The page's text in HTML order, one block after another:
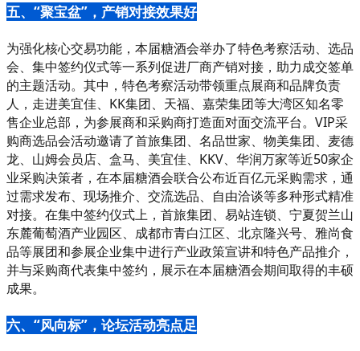
五、“聚宝盆”，产销对接效果好
为强化核心交易功能，本届糖酒会举办了特色考察活动、选品
会、集中签约仪式等一系列促进厂商产销对接，助力成交签单
的主题活动。其中，特色考察活动带领重点展商和品牌负责
人，走进美宜佳、KK集团、天福、嘉荣集团等大湾区知名零
售企业总部，为参展商和采购商打造面对面交流平台。VIP采
购商选品会活动邀请了首旅集团、名品世家、物美集团、麦德
龙、山姆会员店、盒马、美宜佳、KKV、华润万家等近50家企
业采购决策者，在本届糖酒会联合公布近百亿元采购需求，通
过需求发布、现场推介、交流选品、自由洽谈等多种形式精准
对接。在集中签约仪式上，首旅集团、易站连锁、宁夏贺兰山
东麓葡萄酒产业园区、成都市青白江区、北京隆兴号、雅尚食
品等展团和参展企业集中进行产业政策宣讲和特色产品推介，
并与采购商代表集中签约，展示在本届糖酒会期间取得的丰硕
成果。
六、“风向标”，论坛活动亮点足